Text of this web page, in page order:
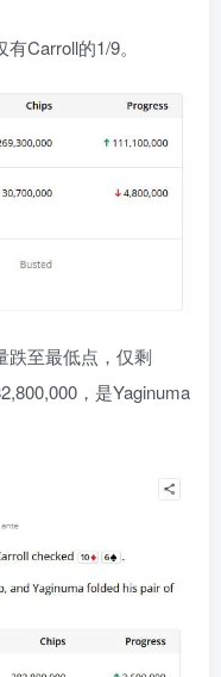
Carroll的1/9。
跌至最低点，仅剩
，是Yaginuma